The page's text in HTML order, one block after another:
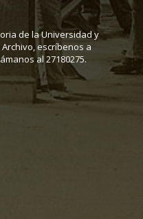
de la Universidad y
escríbenos a
al 27180275.